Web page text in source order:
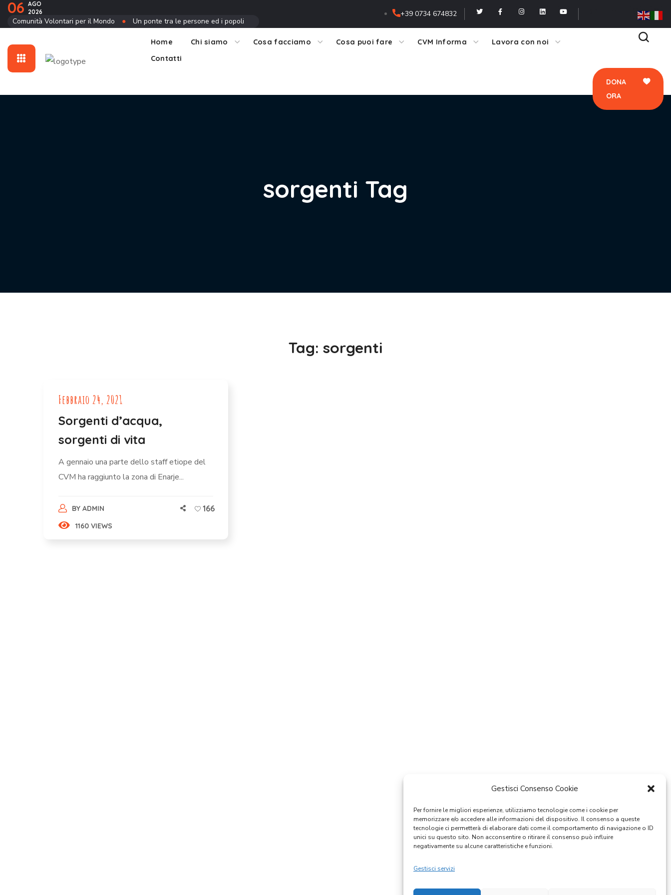
Gestisci Consenso Cookie
Per fornire le migliori esperienze, utilizziamo tecnologie come i cookie per
memorizzare e/o accedere alle informazioni del dispositivo. Il consenso a queste
tecnologie ci permetterà di elaborare dati come il comportamento di navigazione o ID
unici su questo sito. Non acconsentire o ritirare il consenso può influire
negativamente su alcune caratteristiche e funzioni.
Gestisci servizi
06 AGO
2026
Comunità Volontari per il Mondo ● Un ponte tra le persone ed i popoli
+39 0734 674832
Home Chi siamo Cosa facciamo Cosa puoi fare CVM Informa
Lavora con noi
Contatti
DONA
ORA
Contatti
sorgenti Tag
Tag: sorgenti
Febbraio 24, 2021
Sorgenti d’acqua,
sorgenti di vita
A gennaio una parte dello staff etiope del
CVM ha raggiunto la zona di Enarje...
BY ADMIN
1160 VIEWS
166